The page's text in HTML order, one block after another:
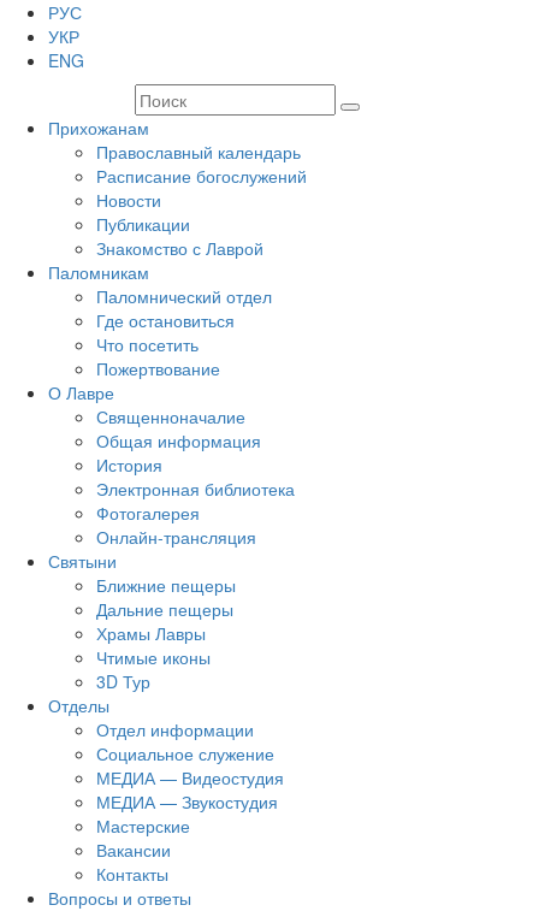
РУС
УКР
ENG
Прихожанам
Православный календарь
Расписание богослужений
Новости
Публикации
Знакомство с Лаврой
Паломникам
Паломнический отдел
Где остановиться
Что посетить
Пожертвование
О Лавре
Священноначалие
Общая информация
История
Электронная библиотека
Фотогалерея
Онлайн-трансляция
Святыни
Ближние пещеры
Дальние пещеры
Храмы Лавры
Чтимые иконы
3D Тур
Отделы
Отдел информации
Социальное служение
МЕДИА — Видеостудия
МЕДИА — Звукостудия
Мастерские
Вакансии
Контакты
Вопросы и ответы